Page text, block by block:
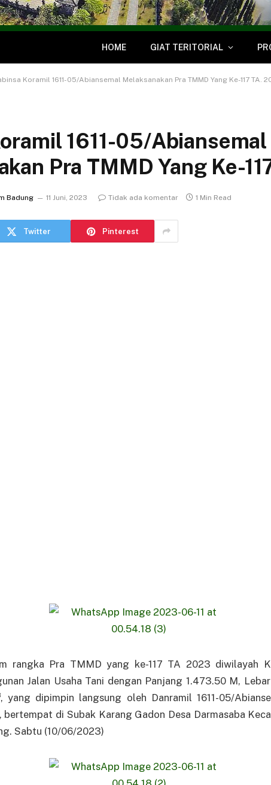
HOME GIAT TERITORIAL
Koramil 1611-05/Abiansemal Melaksanakan Pra TMMD Yang Ke-117 TA.
1611-05/Abiansemal
Pra TMMD Yang Ke-
Badung 11 Juni, 2023 Tidak ada komentar 1 Min Read
Twitter Pinterest
rangka Pra TMMD yang ke-117 TA 2023 diwilayah
Jalan Usaha Tani dengan Panjang 1.473.50 M,
dipimpin langsung oleh Danramil 1611-05/
bertempat di Subak Karang Gadon Desa Darmasaba
Sabtu (10/06/2023)